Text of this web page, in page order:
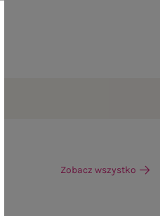
Zobacz wszystko